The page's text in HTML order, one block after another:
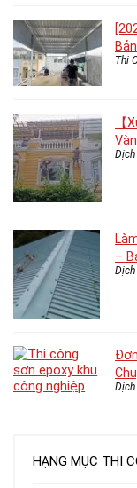
Thi
【
–
Dịch
HẠNG MỤC THI